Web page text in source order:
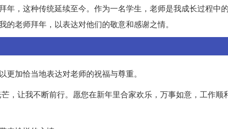
，这种传统延续至今。作为一名学生，老师是我成长过程中
老师拜年，以表达对他们的敬意和感谢之情。
加恰当地表达对老师的祝福与尊重。
，让我不断前行。愿您在新年里合家欢乐，万事如意，工作顺